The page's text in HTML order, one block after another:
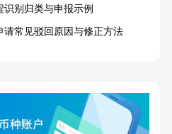
别归类与申报示例
请常见驳回原因与修正方法